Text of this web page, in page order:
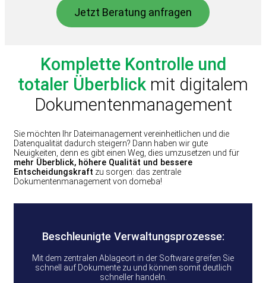
Jetzt Beratung anfragen
Komplette Kontrolle und
totaler Überblickmit digitalem
Dokumentenmanagement
Sie möchten Ihr Dateimanagement vereinheitlichen und die
Datenqualität dadurch steigern? Dann haben wir gute
Neuigkeiten, denn es gibt einen Weg, dies umzusetzen und für
mehr Überblick, höhere Qualität und bessere
Entscheidungskraft zu sorgen: das zentrale
Dokumentenmanagement von domeba!
Beschleunigte Verwaltungsprozesse:
Mit dem zentralen Ablageort in der Software greifen Sie
schnell auf Dokumente zu und können somit deutlich
schneller handeln.